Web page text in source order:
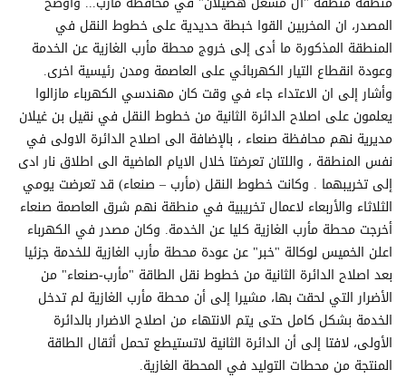
المصدر، ان المخربين القوا خبطة حديدية على خطوط النقل في
المنطقة المذكورة ما أدى إلى خروج محطة مأرب الغازية عن الخدمة
وعودة انقطاع التيار الكهربائي على العاصمة ومدن رئيسية اخرى.
وأشار إلى ان الاعتداء جاء في وقت كان مهندسي الكهرباء مازالوا
يعلمون على اصلاح الدائرة الثانية من خطوط النقل في نقيل بن غيلان
مديرية نهم محافظة صنعاء ، بالإضافة الى اصلاح الدائرة الاولى في
نفس المنطقة ، واللتان تعرضتا خلال الايام الماضية الى اطلاق نار ادى
إلى تخريبهما . وكانت خطوط النقل (مأرب – صنعاء) قد تعرضت يومي
الثلاثاء والأربعاء لاعمال تخريبية في منطقة نهم شرق العاصمة صنعاء
أخرجت محطة مأرب الغازية كليا عن الخدمة. وكان مصدر في الكهرباء
اعلن الخميس لوكالة "خبر" عن عودة محطة مأرب الغازية للخدمة جزئيا
بعد اصلاح الدائرة الثانية من خطوط نقل الطاقة "مأرب-صنعاء" من
الأضرار التي لحقت بها، مشيرا إلى أن محطة مأرب الغازية لم تدخل
الخدمة بشكل كامل حتى يتم الانتهاء من اصلاح الاضرار بالدائرة
الأولى، لافتا إلى أن الدائرة الثانية لاتستيطع تحمل أثقال الطاقة
المنتجة من محطات التوليد في المحطة الغازية.